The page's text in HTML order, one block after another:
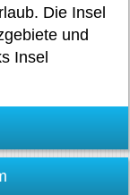
Die Insel
und
Insel